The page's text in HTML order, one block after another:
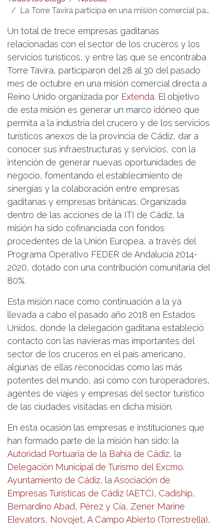
La Torre Tavira participa en una misión comercial para promocionar Cádiz como destino de cruceros en Reino Unido
Un total de trece empresas gaditanas
relacionadas con el sector de los cruceros y los
servicios turísticos, y entre las que se encontraba
Torre Tavira, participaron del 28 al 30 del pasado
mes de octubre en una misión comercial directa a
Reino Unido organizada por Extenda. El objetivo
de esta misión es generar un marco idóneo que
permita a la industria del crucero y de los servicios
turísticos anexos de la provincia de Cádiz, dar a
conocer sus infraestructuras y servicios, con la
intención de generar nuevas oportunidades de
negocio, fomentando el establecimiento de
sinergias y la colaboración entre empresas
gaditanas y empresas británicas. Organizada
dentro de las acciones de la ITI de Cádiz, la
misión ha sido cofinanciada con fondos
procedentes de la Unión Europea, a través del
Programa Operativo FEDER de Andalucía 2014-
2020, dotado con una contribución comunitaria del
80%.
Esta misión nace como continuación a la ya
llevada a cabo el pasado año 2018 en Estados
Unidos, donde la delegación gaditana estableció
contacto con las navieras mas importantes del
sector de los cruceros en el país americano,
algunas de ellas reconocidas como las más
potentes del mundo, así como con turoperadores,
agentes de viajes y empresas del sector turístico
de las ciudades visitadas en dicha misión.
En esta ocasión las empresas e instituciones que
han formado parte de la misión han sido: la
Autoridad Portuaria de la Bahía de Cádiz, la
Delegación Municipal de Turismo del Excmo.
Ayuntamiento de Cádiz, la Asociación de
Empresas Turísticas de Cádiz (AETC), Cadiship,
Bernardino Abad, Pérez y Cía, Zener Marine
Elevators, Novojet, A Campo Abierto (Torrestrella),